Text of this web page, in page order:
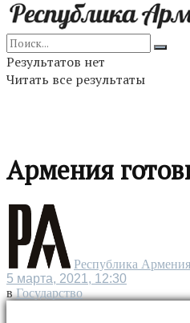
Результатов нет
Читать все результаты
Армения
Республика Армения
5 марта, 2021, 12:30
в Государство